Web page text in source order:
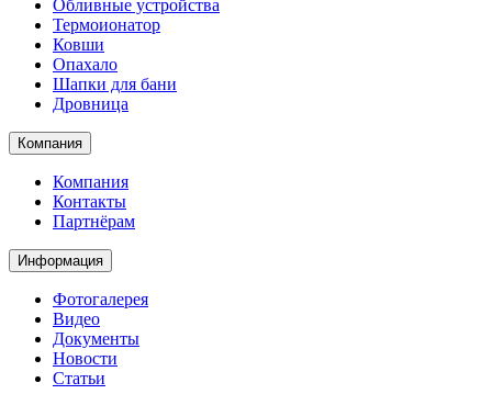
Обливные устройства
Термоионатор
Ковши
Опахало
Шапки для бани
Дровница
Компания
Компания
Контакты
Партнёрам
Информация
Фотогалерея
Видео
Документы
Новости
Статьи